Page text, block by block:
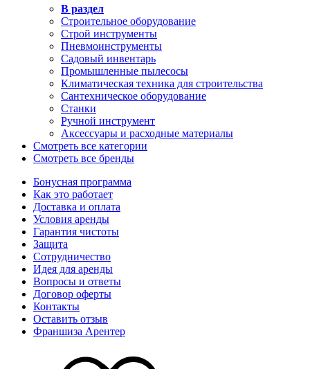
В раздел
Строительное оборудование
Строй инструменты
Пневмоинструменты
Садовый инвентарь
Промышленные пылесосы
Климатическая техника для строительства
Сантехническое оборудование
Станки
Ручной инструмент
Аксессуары и расходные материалы
Смотреть все категории
Смотреть все бренды
Бонусная программа
Как это работает
Доставка и оплата
Условия аренды
Гарантия чистоты
Защита
Сотрудничество
Идея для аренды
Вопросы и ответы
Договор оферты
Контакты
Оставить отзыв
Франшиза Арентер